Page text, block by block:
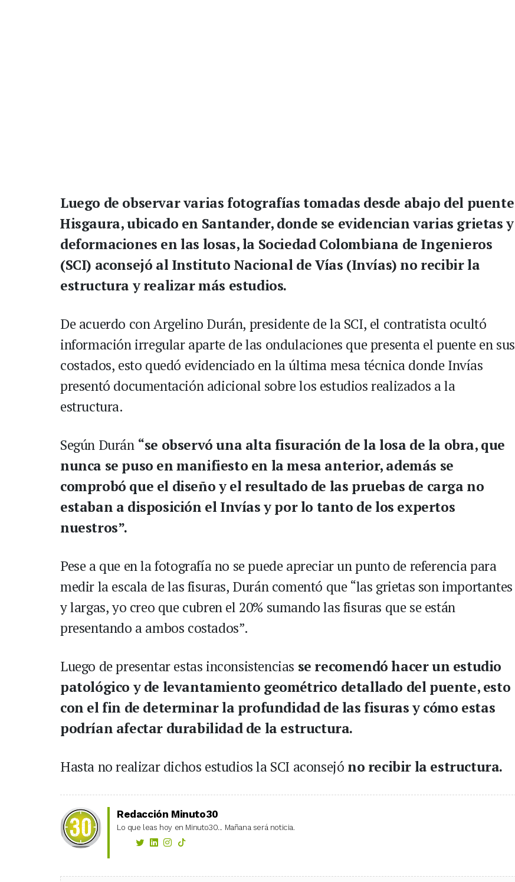
Luego de observar varias fotografías tomadas desde abajo del puente
Hisgaura, ubicado en Santander, donde se evidencian varias grietas y
deformaciones en las losas, la Sociedad Colombiana de Ingenieros
(SCI) aconsejó al Instituto Nacional de Vías (Invías) no recibir la
estructura y realizar más estudios.
De acuerdo con Argelino Durán, presidente de la SCI, el contratista ocultó
información irregular aparte de las ondulaciones que presenta el puente en sus
costados, esto quedó evidenciado en la última mesa técnica donde Invías
presentó documentación adicional sobre los estudios realizados a la
estructura.
Según Durán “se observó una alta fisuración de la losa de la obra, que
nunca se puso en manifiesto en la mesa anterior, además se
comprobó que el diseño y el resultado de las pruebas de carga no
estaban a disposición el Invías y por lo tanto de los expertos
nuestros”.
Pese a que en la fotografía no se puede apreciar un punto de referencia para
medir la escala de las fisuras, Durán comentó que “las grietas son importantes
y largas, yo creo que cubren el 20% sumando las fisuras que se están
presentando a ambos costados”.
Luego de presentar estas inconsistencias se recomendó hacer un estudio
patológico y de levantamiento geométrico detallado del puente, esto
con el fin de determinar la profundidad de las fisuras y cómo estas
podrían afectar durabilidad de la estructura.
Hasta no realizar dichos estudios la SCI aconsejó no recibir la estructura.
Redacción Minuto30
Lo que leas hoy en Minuto30... Mañana será noticia.